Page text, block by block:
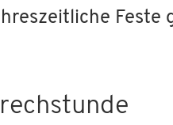
Feste